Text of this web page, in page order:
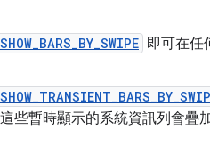
即可在任
些暫時顯示的系統資訊列會疊